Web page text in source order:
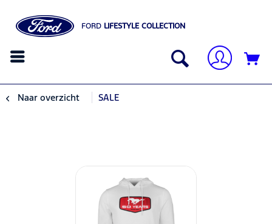
FORD LIFESTYLE COLLECTION
Naar overzicht SALE